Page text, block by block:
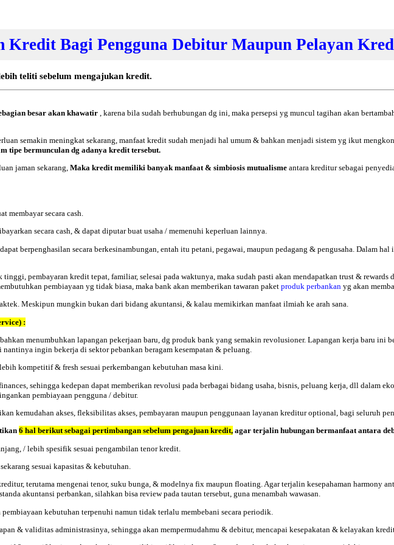
Kredit Bagi Pengguna Debitur Maupun Pelayan
teliti sebelum mengajukan kredit.
besar akan khawatir , karena bila sudah berhubungan dg ini, maka persepsi yg muncul tagihan akan
semakin meningkat sekarang, manfaat kredit sudah menjadi hal umum & bahkan menjadi sistem yg ikut
tipe bermunculan dg adanya kredit tersebut.
jaman sekarang, Maka kredit memiliki banyak manfaat & simbiosis mutualisme antara kreditur sebagai
membayar secara cash.
secara cash, & dapat diputar buat usaha / memenuhi keperluan lainnya.
berpenghasilan secara berkesinambungan, entah itu petani, pegawai, maupun pedagang & pengusaha. Dalam hal
pembayaran kredit tepat, familiar, selesai pada waktunya, maka sudah pasti akan mendapatkan trust & rewards
pembiayaan yg tidak biasa, maka bank akan memberikan tawaran paket produk perbankan yg akan
Meskipun mungkin bukan dari bidang akuntansi, & kalau memikirkan manfaat ilmiah ke arah sana.
:
menumbuhkan lapangan pekerjaan baru, dg produk bank yang semakin revolusioner. Lapangan kerja baru ini
ingin bekerja di sektor pebankan beragam kesempatan & peluang.
kompetitif & fresh sesuai perkembangan kebutuhan masa kini.
sehingga kedepan dapat memberikan revolusi pada berbagai bidang usaha, bisnis, peluang kerja, dll dalam
pembiayaan pengguna / debitur.
kemudahan akses, fleksibilitas akses, pembayaran maupun penggunaan layanan kreditur optional, bagi seluruh
6 hal berikut sebagai pertimbangan sebelum pengajuan kredit,agar terjalin hubungan bermanfaat antara
/ lebih spesifik sesuai pengambilan tenor kredit.
sesuai kapasitas & kebutuhan.
terutama mengenai tenor, suku bunga, & modelnya fix maupun floating. Agar terjalin kesepahaman harmony
akuntansi perbankan, silahkan bisa review pada tautan tersebut, guna menambah wawasan.
kebutuhan terpenuhi namun tidak terlalu membebani secara periodik.
& validitas administrasinya, sehingga akan mempermudahmu & debitur, mencapai kesepakatan & kelayakan